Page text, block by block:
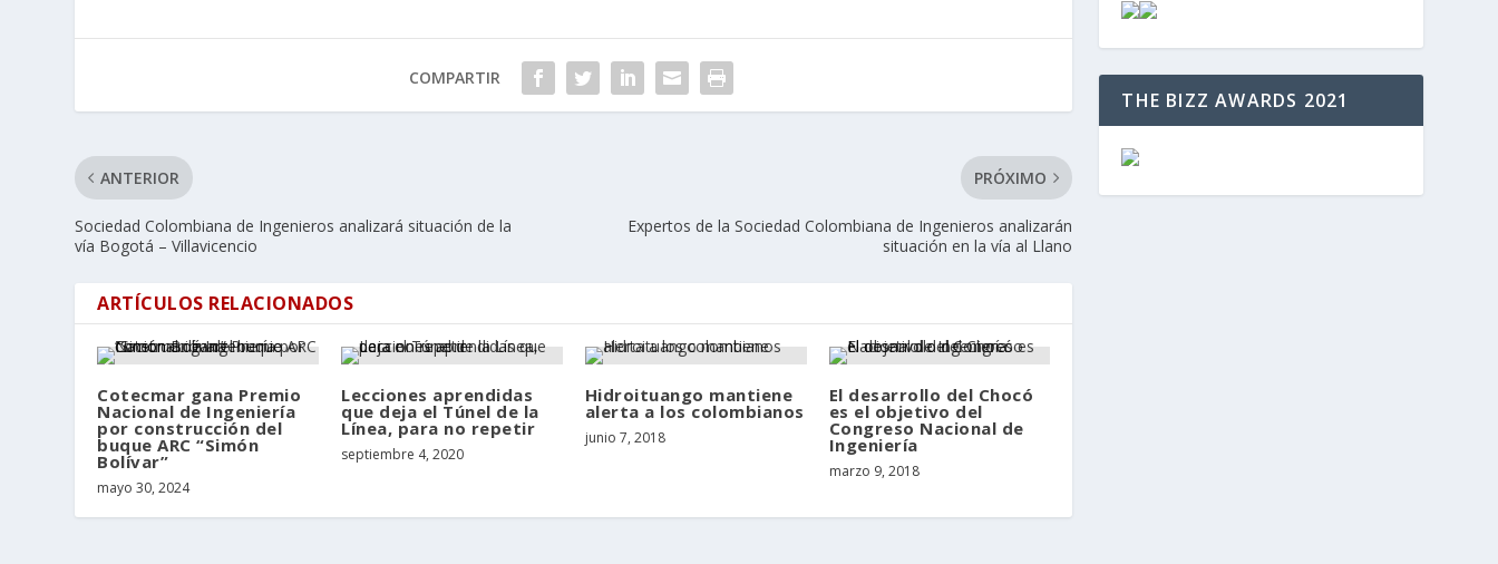
COMPARTIR
ANTERIOR
Sociedad Colombiana de Ingenieros analizará situación de la
vía Bogotá – Villavicencio
PRÓXIMO
Expertos de la Sociedad Colombiana de Ingenieros analizarán
situación en la vía al Llano
ARTÍCULOS RELACIONADOS
Cotecmar gana Premio
Nacional de Ingeniería
por construcción del
buque ARC “Simón
Bolívar”
mayo 30, 2024
Lecciones aprendidas
que deja el Túnel de la
Línea, para no repetir
septiembre 4, 2020
Hidroituango mantiene
alerta a los colombianos
junio 7, 2018
El desarrollo del Chocó
es el objetivo del
Congreso Nacional de
Ingeniería
marzo 9, 2018
THE BIZZ AWARDS 2021